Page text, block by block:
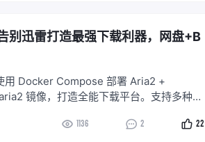
别迅雷打造最强下载利器，网盘+B
用 Docker Compose 部署 Aria2 +
镜像，打造全能下载平台。支持多种下
1136 2 22